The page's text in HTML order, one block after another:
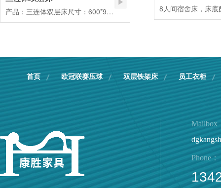
产品：三连体双层床尺寸：600*980*1700MM 8人间宿舍床，床底
首页 欧冠联赛压球 双层铁架床 员工衣柜
Mailbox
Phone：